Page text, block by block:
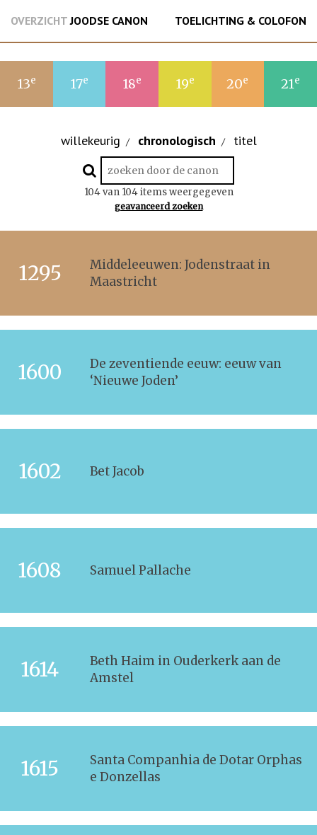
OVERZICHTJOODSE CANON TOELICHTING & COLOFON
13e 17e 18e 19e 20e 21e
willekeurig / chronologisch / titel
104 van 104 items weergegeven
geavanceerd zoeken
1295
Middeleeuwen: Jodenstraat in
Maastricht
1600
De zeventiende eeuw: eeuw van
‘Nieuwe Joden’
1602 Bet Jacob
1608 Samuel Pallache
1614
Beth Haim in Ouderkerk aan de
Amstel
1615
Santa Companhia de Dotar Orphas
e Donzellas